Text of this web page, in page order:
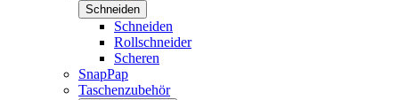
Schneiden
Schneiden
Rollschneider
Scheren
SnapPap
Taschenzubehör